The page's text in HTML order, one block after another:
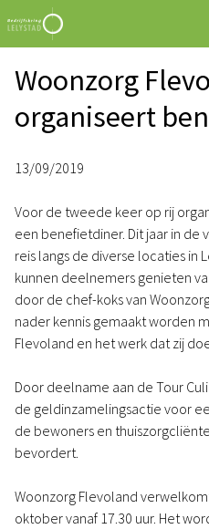
Woonzorg
organiseert
13/09/2019
Voor de tweede keer op rij
een benefietdiner. Dit jaar in de
reis langs de diverse locaties in
kunnen deelnemers genieten
door de chef-koks van
nader kennis gemaakt worden
Flevoland en het werk dat zij
Door deelname aan de Tour
de geldinzamelingsactie voor
de bewoners en
bevordert.
Woonzorg Flevoland
oktober vanaf 17.30 uur. Het